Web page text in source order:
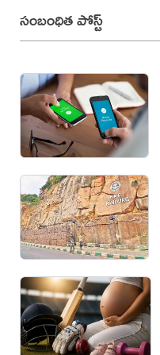
సంబంధిత పోస్ట్